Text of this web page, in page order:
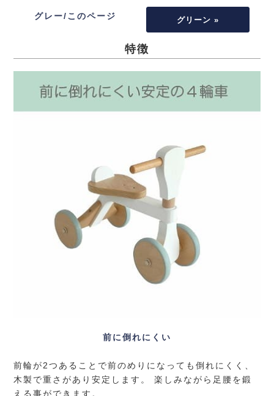
グレー/このページ グリーン »
特徴
前に倒れにくい
前輪が2つあることで前のめりになっても倒れにくく、
木製で重さがあり安定します。 楽しみながら足腰を鍛
える事ができます。